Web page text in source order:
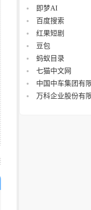
即梦AI
百度搜索
红果短剧
豆包
蚂蚁目录
七猫中文网
中国中车集团有
万科企业股份有